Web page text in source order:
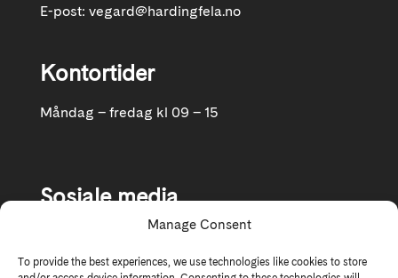
Manage Consent
To provide the best experiences, we use technologies like cookies to store
E-post: vegard@hardingfela.no
Kontortider
Måndag – fredag kl 09 – 15
Sosiale media
Følg oss gjerne på Facebook og Instagram